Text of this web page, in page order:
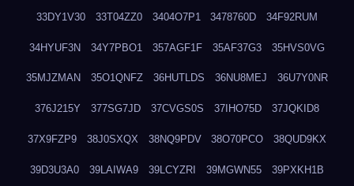
33DY1V30 33T04ZZ0 3404O7P1 3478760D 34F92RUM
34HYUF3N 34Y7PBO1 357AGF1F 35AF37G3 35HVS0VG
35MJZMAN 35O1QNFZ 36HUTLDS 36NU8MEJ 36U7Y0NR
376J215Y 377SG7JD 37CVGS0S 37IHO75D 37JQKID8
37X9FZP9 38J0SXQX 38NQ9PDV 38O70PCO 38QUD9KX
39D3U3A0 39LAIWA9 39LCYZRI 39MGWN55 39PXKH1B